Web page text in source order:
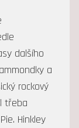
dalšího
a
rockový
třeba
Hinkley